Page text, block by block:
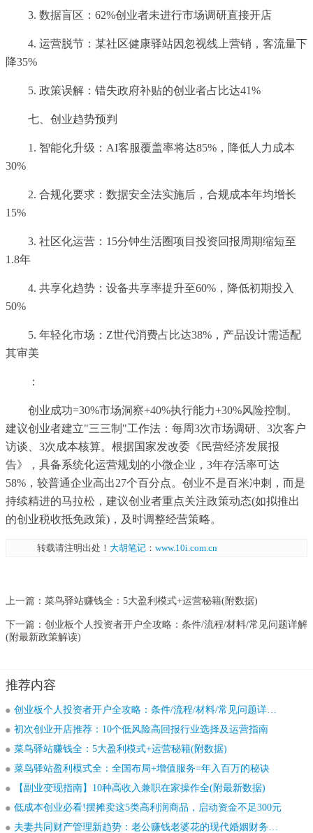
3. 数据盲区：62%创业者未进行市场调研直接开店
4. 运营脱节：某社区健康驿站因忽视线上营销，客流量下
降35%
5. 政策误解：错失政府补贴的创业者占比达41%
七、创业趋势预判
1. 智能化升级：AI客服覆盖率将达85%，降低人力成本
30%
2. 合规化要求：数据安全法实施后，合规成本年均增长
15%
3. 社区化运营：15分钟生活圈项目投资回报周期缩短至
1.8年
4. 共享化趋势：设备共享率提升至60%，降低初期投入
50%
5. 年轻化市场：Z世代消费占比达38%，产品设计需适配
其审美
：
创业成功=30%市场洞察+40%执行能力+30%风险控制。
建议创业者建立"三三制"工作法：每周3次市场调研、3次客户
访谈、3次成本核算。根据国家发改委《民营经济发展报
告》，具备系统化运营规划的小微企业，3年存活率可达
58%，较普通企业高出27个百分点。创业不是百米冲刺，而是
持续精进的马拉松，建议创业者重点关注政策动态(如拟推出
的创业税收抵免政策)，及时调整经营策略。
转载请注明出处！ 大胡笔记 ： www.10i.com.cn
上一篇： 菜鸟驿站赚钱全：5大盈利模式+运营秘籍(附数据)
下一篇： 创业板个人投资者开户全攻略：条件/流程/材料/常见问题详解
(附最新政策解读)
推荐内容
创业板个人投资者开户全攻略：条件/流程/材料/常见问题详解(附最新政策解读)
初次创业开店推荐：10个低风险高回报行业选择及运营指南
菜鸟驿站赚钱全：5大盈利模式+运营秘籍(附数据)
菜鸟驿站盈利模式全：全国布局+增值服务=年入百万的秘诀
【副业变现指南】10种高收入兼职在家操作全(附最新数据)
低成本创业必看!摆摊卖这5类高利润商品，启动资金不足300元
夫妻共同财产管理新趋势：老公赚钱老婆花的现代婚姻财务模式